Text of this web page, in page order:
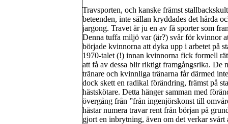
Travsporten, och kanske främst
beteenden, inte sällan kryddades det hårda
jargong. Travet är ju en av få sporter som
Denna tuffa miljö var (är?) svår för kvinnor
började kvinnorna att dyka upp i arbetet på
1970-talet (!) innan kvinnorna fick formell
att få av dessa blir riktigt framgångsrika. De
tränare och kvinnliga tränarna får därmed
dock skett en radikal förändring, främst på
hästskötare. Detta hänger samman med
övergång från ”från ingenjörskonst till
hästar numera travar rent från början på
gjort en inbrytning, även om det verkar